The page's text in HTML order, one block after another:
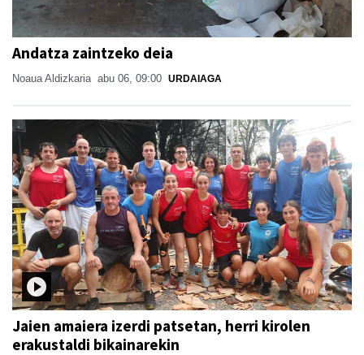
Andatza zaintzeko deia
Noaua Aldizkaria abu 06, 09:00 URDAIAGA
Jaien amaiera izerdi patsetan, herri kirolen
erakustaldi bikainarekin